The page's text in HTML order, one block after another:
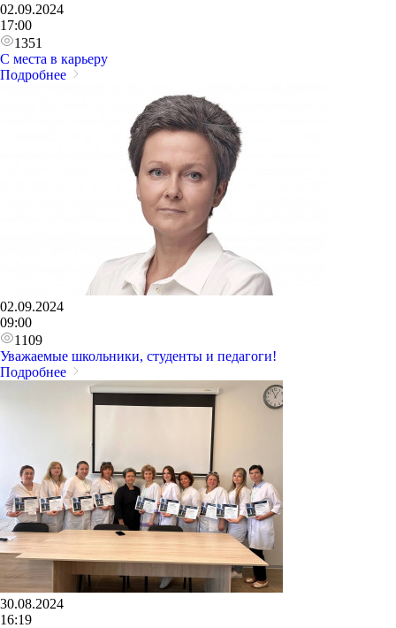
02.09.2024
17:00
1351
С места в карьеру
Подробнее
02.09.2024
09:00
1109
Уважаемые школьники, студенты и педагоги!
Подробнее
30.08.2024
16:19